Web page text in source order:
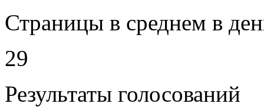
Страницы в среднем в
29
Результаты голосований